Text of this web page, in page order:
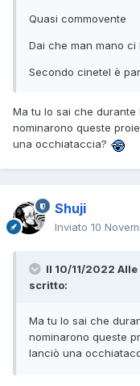
Quasi commovente
Dai che man mano
Secondo cinetel è
Ma tu lo sai che
nominarono queste
una occhiataccia?
Shuji
Inviato 10
Il 10/11/2022 Alle
scritto:
Ma tu lo sai che
nominarono queste
lanciò una